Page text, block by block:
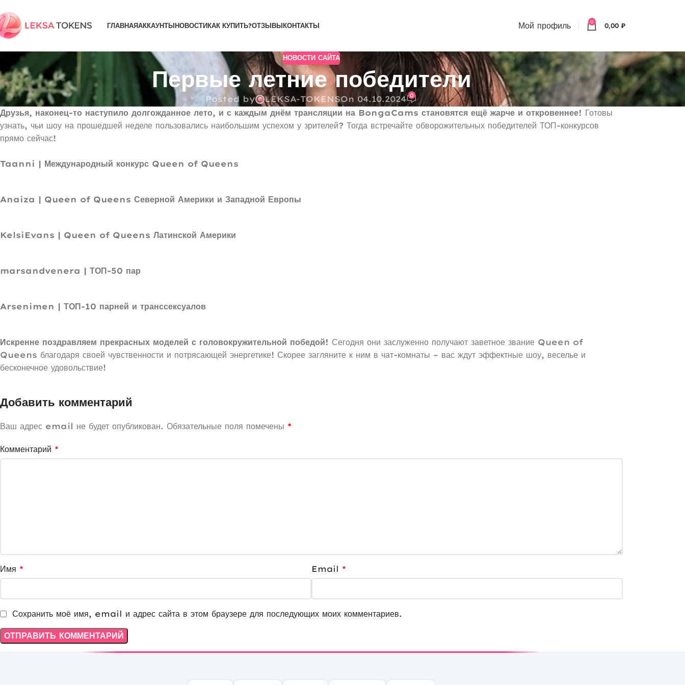
ГЛАВНАЯАККАУНТЫНОВОСТИКАК КУПИТЬ?ОТЗЫВЫКОНТАКТЫ Мой профиль 0 0,00 ₽
НОВОСТИ САЙТА
Первые летние победители
Posted by LEKSA-TOKENSOn 04.10.2024 0
Друзья, наконец-то наступило долгожданное лето, и с каждым днём трансляции на BongaCams становятся ещё жарче и откровеннее! Готовы
узнать, чьи шоу на прошедшей неделе пользовались наибольшим успехом у зрителей? Тогда встречайте обворожительных победителей ТОП-конкурсов
прямо сейчас!
Taanni | Международный конкурс Queen of Queens
Anaiza | Queen of Queens Северной Америки и Западной Европы
KelsiEvans | Queen of Queens Латинской Америки
marsandvenera | ТОП-50 пар
Arsenimen | ТОП-10 парней и транссексуалов
Искренне поздравляем прекрасных моделей с головокружительной победой! Сегодня они заслуженно получают заветное звание Queen of
Queens благодаря своей чувственности и потрясающей энергетике! Скорее загляните к ним в чат-комнаты – вас ждут эффектные шоу, веселье и
бесконечное удовольствие!
Добавить комментарий
Ваш адрес email не будет опубликован. Обязательные поля помечены *
Комментарий *
Имя * Email *
Сохранить моё имя, email и адрес сайта в этом браузере для последующих моих комментариев.